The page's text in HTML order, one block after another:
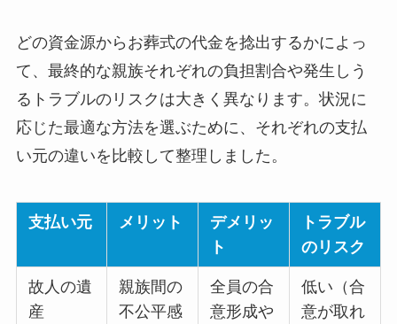
どの資金源からお葬式の代金を捻出するかによっ
て、最終的な親族それぞれの負担割合や発生しう
るトラブルのリスクは大きく異なります。状況に
応じた最適な方法を選ぶために、それぞれの支払
い元の違いを比較して整理しました。
支払い元 メリット
デメリッ
ト
トラブル
のリスク
故人の遺
産
親族間の
不公平感
全員の合
意形成や
低い（合
意が取れ